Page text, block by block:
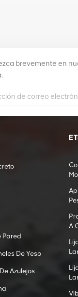
brevemente en
Pared
De Yeso
Azulejos
A